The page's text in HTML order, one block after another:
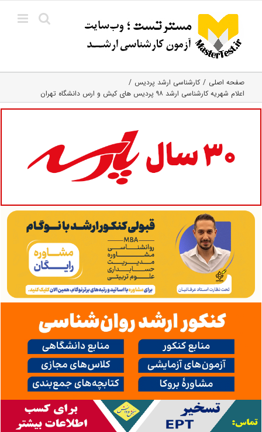
content
صفحه اصلی
کارشناسی ارشد پردیس
اعلام شهریه کارشناسی ارشد ۹۸ پردیس های کیش و ارس دانشگاه تهران